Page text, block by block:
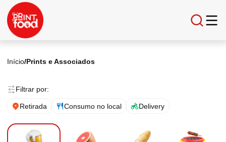
Início/Prints e Associados
Filtrar por:
Retirada Consumo no local Delivery